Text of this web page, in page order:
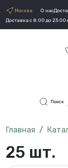
Москва О нас
Доставка с 8:00 до 23:00
Поиск
25 шт.